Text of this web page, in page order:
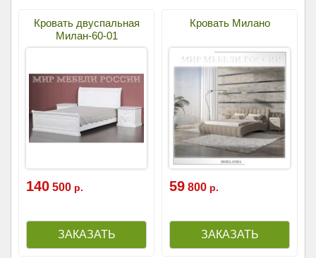
Кровать двуспальная
Милан-60-01
140 500 р.
Кровать Милано
59 800 р.